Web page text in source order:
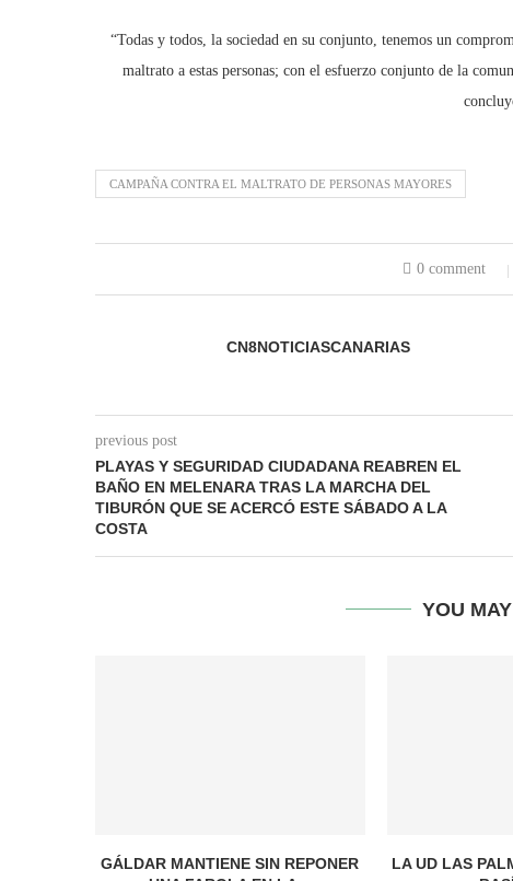
“Todas y todos, la sociedad en su conjunto, tenemos un
maltrato a estas personas; con el esfuerzo conjunto de la
CAMPAÑA CONTRA EL MALTRATO DE PERSONAS MAYORES
0 comment
CN8NOTICIASCANARIAS
previous post
PLAYAS Y SEGURIDAD CIUDADANA REABREN EL
BAÑO EN MELENARA TRAS LA MARCHA DEL
TIBURÓN QUE SE ACERCÓ ESTE SÁBADO A LA
COSTA
YOU
GÁLDAR MANTIENE SIN REPONER
LA UD LAS